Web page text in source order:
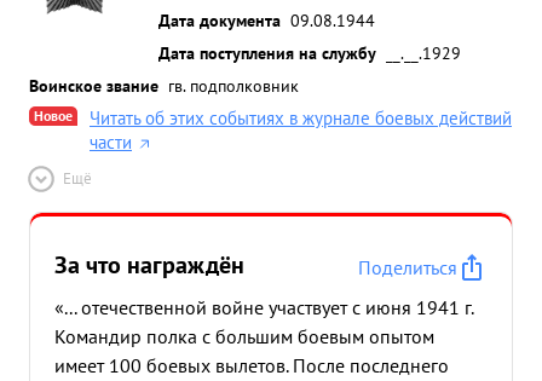
Дата документа 09.08.1944
Дата поступления на службу
__.__.1929
Воинское звание гв. подполковник
Новое
Читать об этих событиях в журнале боевых действий
части
Ещё
За что награждён
Поделиться
«... отечественной войне участвует с июня 1941 г.
Командир полка с большим боевым опытом
имеет 100 боевых вылетов. После последнего